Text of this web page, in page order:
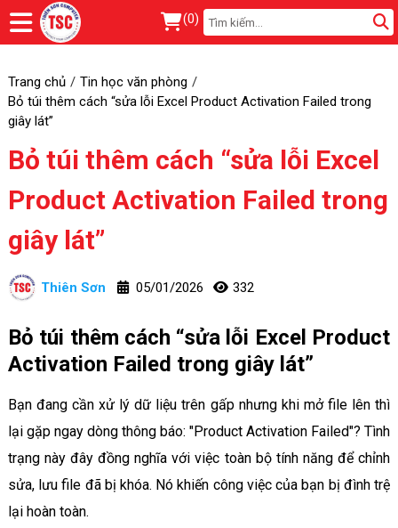
(0)
Trang chủ
Tin học văn phòng
Bỏ túi thêm cách “sửa lỗi Excel Product Activation Failed trong
giây lát”
Bỏ túi thêm cách “sửa lỗi Excel
Product Activation Failed trong
giây lát”
Thiên Sơn 05/01/2026 332
Bỏ túi thêm cách “sửa lỗi Excel Product
Activation Failed trong giây lát”
Bạn đang cần xử lý dữ liệu trên gấp nhưng khi mở file lên thì
lại gặp ngay dòng thông báo: "Product Activation Failed"? Tình
trạng này đây đồng nghĩa với việc toàn bộ tính năng để chỉnh
sửa, lưu file đã bị khóa. Nó khiến công việc của bạn bị đình trệ
lại hoàn toàn.